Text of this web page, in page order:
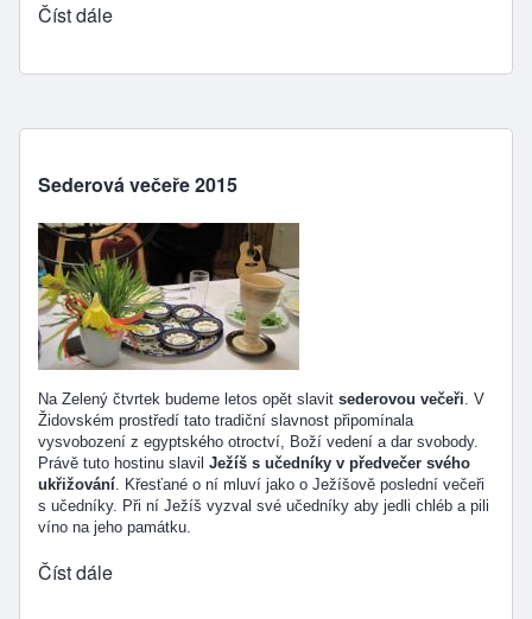
Číst dále
Sederová večeře 2015
Na Zelený čtvrtek budeme letos opět slavit sederovou večeři . V
Židovském prostředí tato tradiční slavnost připomínala
vysvobození z egyptského otroctví, Boží vedení a dar svobody.
Právě tuto hostinu slavil Ježíš s učedníky v předvečer svého
ukřižování . Křesťané o ní mluví jako o Ježíšově poslední večeři
s učedníky. Při ní Ježíš vyzval své učedníky aby jedli chléb a pili
víno na jeho památku.
Číst dále